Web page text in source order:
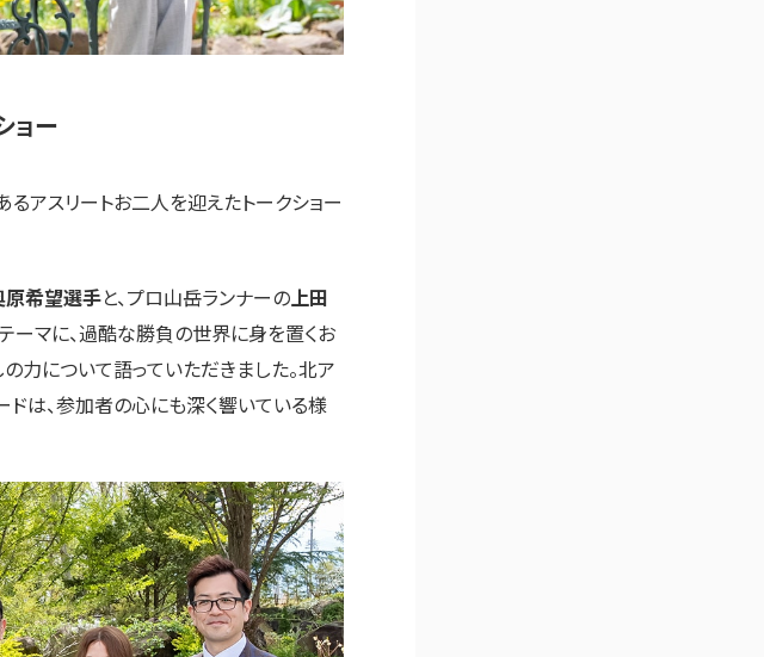
ョー
アスリートお二人を迎えたトークショー
原希望選手と、プロ山岳ランナーの上田
テーマに、過酷な勝負の世界に身を置くお
力について語っていただきました。北ア
は、参加者の心にも深く響いている様